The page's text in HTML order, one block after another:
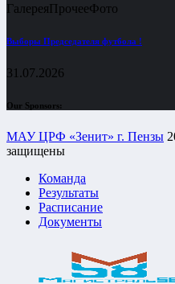
ГалереяПрочееФото
Выборы Председателя футбола !
31.07.2026
Our Sponsors:
МАУ ЦРФ «Зенит» г. Пензы
защищены
Команда
Результаты
Расписание
Документы